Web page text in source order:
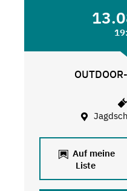
Auf meine
Liste